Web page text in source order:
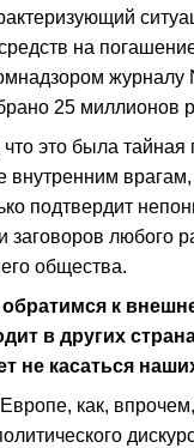
на
журналу
25 миллионов
что это была
внутренним врагам,
подтвердит
заговоров любого
общества.
обратимся к
в других
не касаться
как,